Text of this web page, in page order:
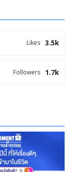
3.5k
Likes
1.7k
Followers